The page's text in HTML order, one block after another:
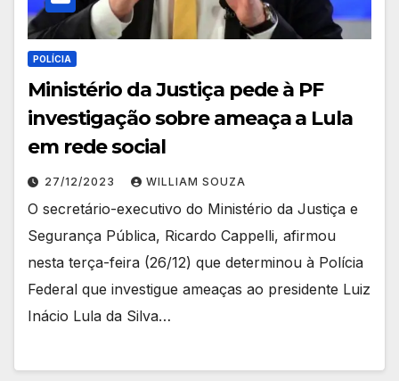
POLÍCIA
Ministério da Justiça pede à PF
investigação sobre ameaça a Lula
em rede social
27/12/2023 WILLIAM SOUZA
O secretário-executivo do Ministério da Justiça e
Segurança Pública, Ricardo Cappelli, afirmou
nesta terça-feira (26/12) que determinou à Polícia
Federal que investigue ameaças ao presidente Luiz
Inácio Lula da Silva…